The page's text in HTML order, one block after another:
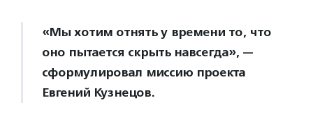
«Мы хотим отнять у времени то, что
оно пытается скрыть навсегда», —
сформулировал миссию проекта
Евгений Кузнецов.